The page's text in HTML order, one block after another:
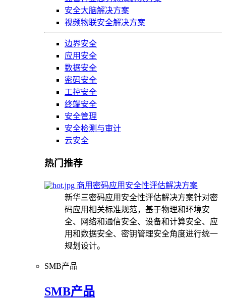
安全大脑解决方案
视频物联安全解决方案
边界安全
应用安全
数据安全
密码安全
工控安全
终端安全
安全管理
安全检测与审计
云安全
热门推荐
商用密码应用安全性评估解决方案
新华三密码应用安全性评估解决方案针对密
码应用相关标准规范，基于物理和环境安
全、网络和通信安全、设备和计算安全、应
用和数据安全、密钥管理安全角度进行统一
规划设计。
SMB产品
SMB产品